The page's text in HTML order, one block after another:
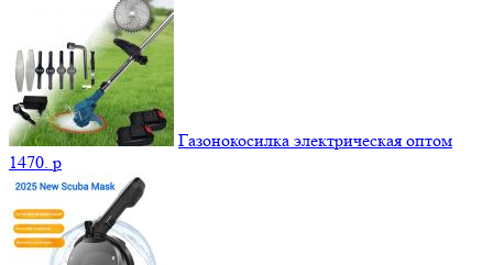
Газонокосилка электрическая оптом
1470. p